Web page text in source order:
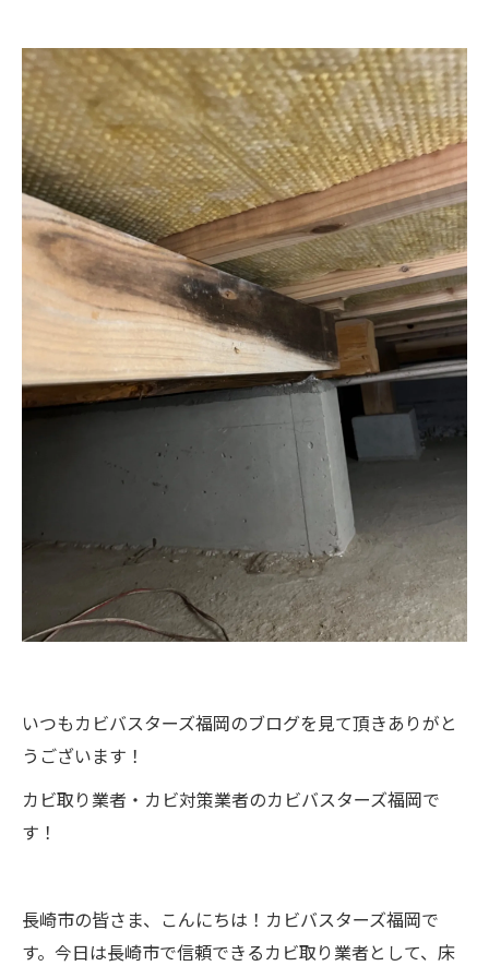
いつもカビバスターズ福岡のブログを見て頂きありがと
うございます！
カビ取り業者・カビ対策業者のカビバスターズ福岡で
す！
長崎市の皆さま、こんにちは！カビバスターズ福岡で
す。今日は長崎市で信頼できるカビ取り業者として、床